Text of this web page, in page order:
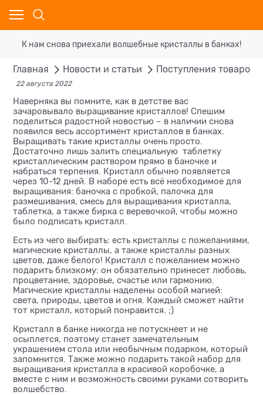
К нам снова приехали волшебные кристаллы в банках!
Главная Новости и статьи Поступления товаров
22 августа 2022
Наверняка вы помните, как в детстве вас
зачаровывало выращивание кристаллов! Спешим
поделиться радостной новостью – в наличии снова
появился весь ассортимент кристаллов в банках.
Выращивать такие кристаллы очень просто.
Достаточно лишь залить специальную таблетку
кристаллическим раствором прямо в баночке и
набраться терпения. Кристалл обычно появляется
через 10-12 дней. В наборе есть всё необходимое для
выращивания: баночка с пробкой, палочка для
размешивания, смесь для выращивания кристалла,
таблетка, а также бирка с веревочкой, чтобы можно
было подписать кристалл.
Есть из чего выбирать: есть кристаллы с пожеланиями,
магические кристаллы, а также кристаллы разных
цветов, даже белого! Кристалл с пожеланием можно
подарить близкому: он обязательно принесет любовь,
процветание, здоровье, счастье или гармонию.
Магические кристаллы наделены особой магией:
света, природы, цветов и огня. Каждый сможет найти
тот кристалл, который понравится. ;)
Кристалл в банке никогда не потускнеет и не
осыплется, поэтому станет замечательным
украшением стола или необычным подарком, который
запомнится. Также можно подарить такой набор для
выращивания кристалла в красивой коробочке, а
вместе с ним и возможность своими руками сотворить
волшебство.